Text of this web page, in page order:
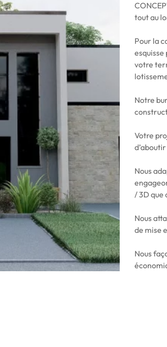
tout au
Pour la
votre
Notre
Votre
Nous
/ 3D que
Nous
de mise
Nous